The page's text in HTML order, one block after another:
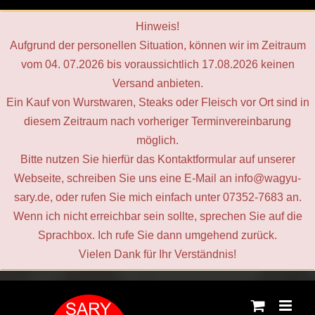
Hinweis!
Aufgrund der personellen Situation, können wir im Zeitraum
vom 04. 07.2026 bis voraussichtlich 17.08.2026 keinen
Versand anbieten.
Ein Kauf von Wurstwaren, Steaks oder Fleisch vor Ort sind in
diesem Zeitraum nach vorheriger Terminvereinbarung
möglich.
Bitte nutzen Sie hierfür das Kontaktformular auf unserer
Webseite, schreiben Sie uns eine E‑Mail an info@wagyu-
sary.de, oder rufen Sie mich einfach unter 07352-7683 an.
Wenn ich nicht erreichbar sein sollte, sprechen Sie auf die
Sprachbox. Ich rufe Sie dann umgehend zurück.
Vielen Dank für Ihr Verständnis!